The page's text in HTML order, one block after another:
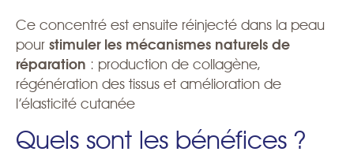
Ce concentré est ensuite réinjecté dans la peau
pour stimuler les mécanismes naturels de
réparation : production de collagène,
régénération des tissus et amélioration de
l’élasticité cutanée
Quels sont les bénéfices ?